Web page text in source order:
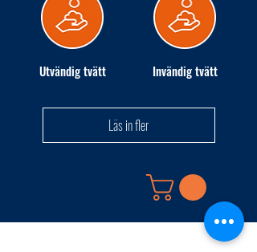
Utvändig tvätt Invändig tvätt
Läs in fler